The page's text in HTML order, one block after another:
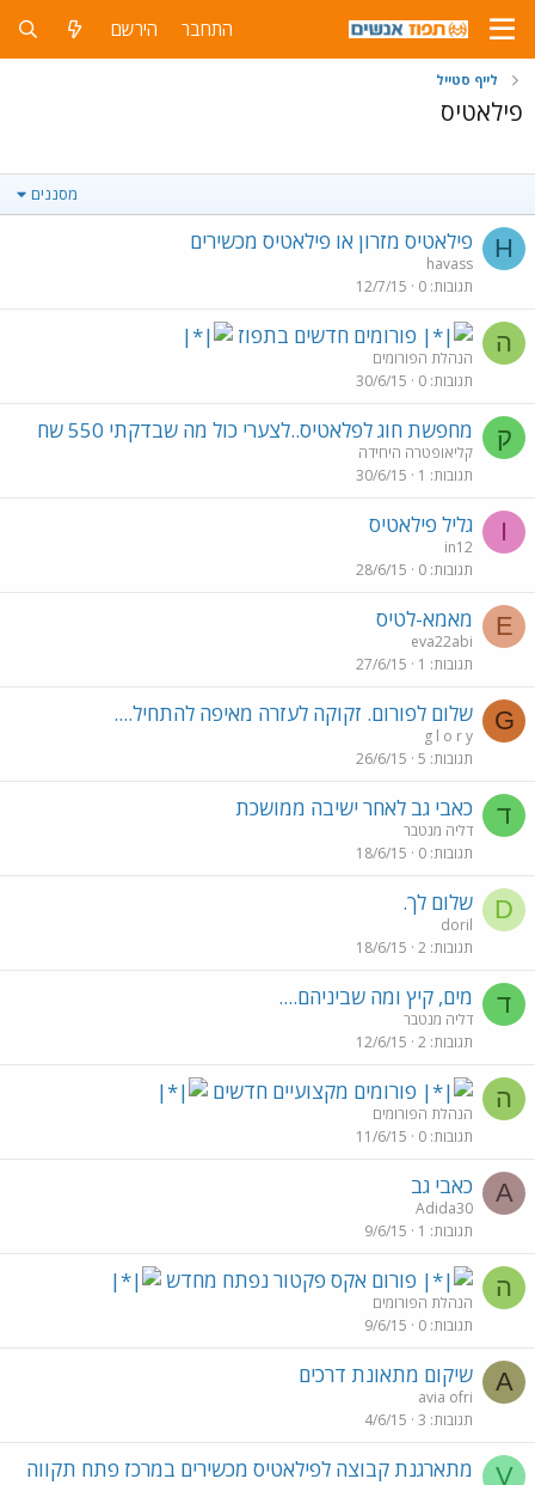
התחבר הירשם
לייף סטייל
פילאטיס
מסננים
H פילאטיס מזרון או פילאטיס מכשירים
havass
תגובות 0
12/7/15
ה פורומים חדשים בתפוז
הנהלת הפורומים
תגובות 0
30/6/15
ק מחפשת חוג לפלאטיס..לצערי כול מה שבדקתי 550 שח
קליאופטרה היחידה
תגובות 1
30/6/15
I גליל פילאטיס
in12
תגובות 0
28/6/15
E מאמא-לטיס
eva22abi
תגובות 1
27/6/15
G שלום לפורום. זקוקה לעזרה מאיפה להתחיל....
g l o r y
תגובות 5
26/6/15
ד כאבי גב לאחר ישיבה ממושכת
דליה מנטבר
תגובות 0
18/6/15
D שלום לך.
doril
תגובות 2
18/6/15
ד מים, קיץ ומה שביניהם....
דליה מנטבר
תגובות 2
12/6/15
ה פורומים מקצועיים חדשים
הנהלת הפורומים
תגובות 0
11/6/15
A כאבי גב
Adida30
תגובות 1
9/6/15
ה פורום אקס פקטור נפתח מחדש
הנהלת הפורומים
תגובות 0
9/6/15
A שיקום מתאונת דרכים
avia ofri
תגובות 3
4/6/15
V מתארגנת קבוצה לפילאטיס מכשירים במרכז פתח תקווה